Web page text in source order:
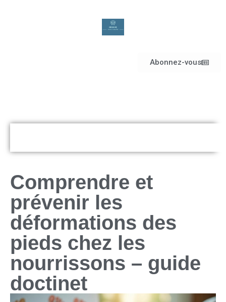
Abonnez-vous
Comprendre et
prévenir les
déformations des
pieds chez les
nourrissons – guide
doctinet